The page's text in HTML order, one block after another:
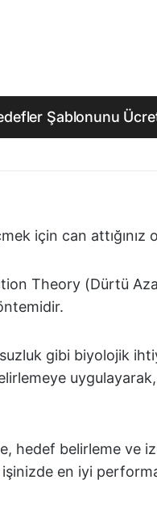
Şablonunu
için can attığınız
Theory (Dürtü
gibi biyolojik
uygulayarak,
hedef belirleme ve
en iyi